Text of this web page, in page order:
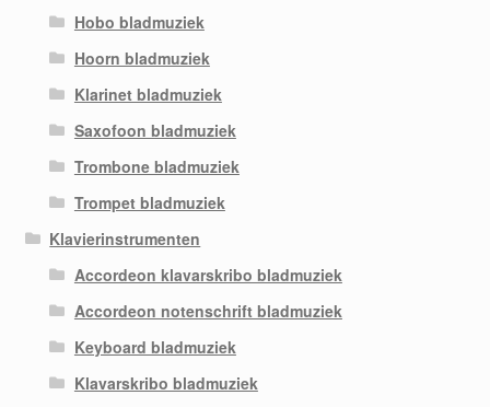
Hobo bladmuziek
Hoorn bladmuziek
Klarinet bladmuziek
Saxofoon bladmuziek
Trombone bladmuziek
Trompet bladmuziek
Klavierinstrumenten
Accordeon klavarskribo bladmuziek
Accordeon notenschrift bladmuziek
Keyboard bladmuziek
Klavarskribo bladmuziek